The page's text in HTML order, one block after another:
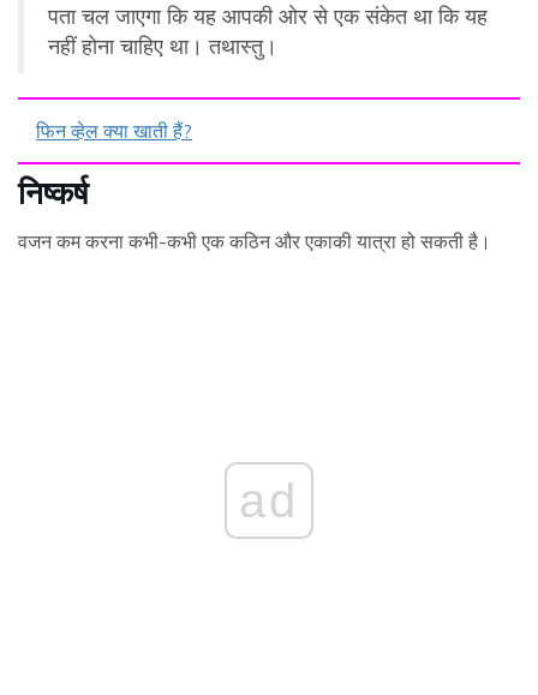
पता चल जाएगा कि यह आपकी ओर से एक संकेत था कि यह
नहीं होना चाहिए था। तथास्तु।
फिन व्हेल क्या खाती हैं?
निष्कर्ष
वजन कम करना कभी-कभी एक कठिन और एकाकी यात्रा हो सकती है।
ad